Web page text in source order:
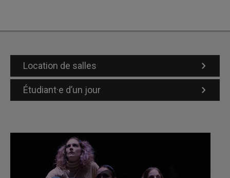
Location de salles
Étudiant·e d’un jour